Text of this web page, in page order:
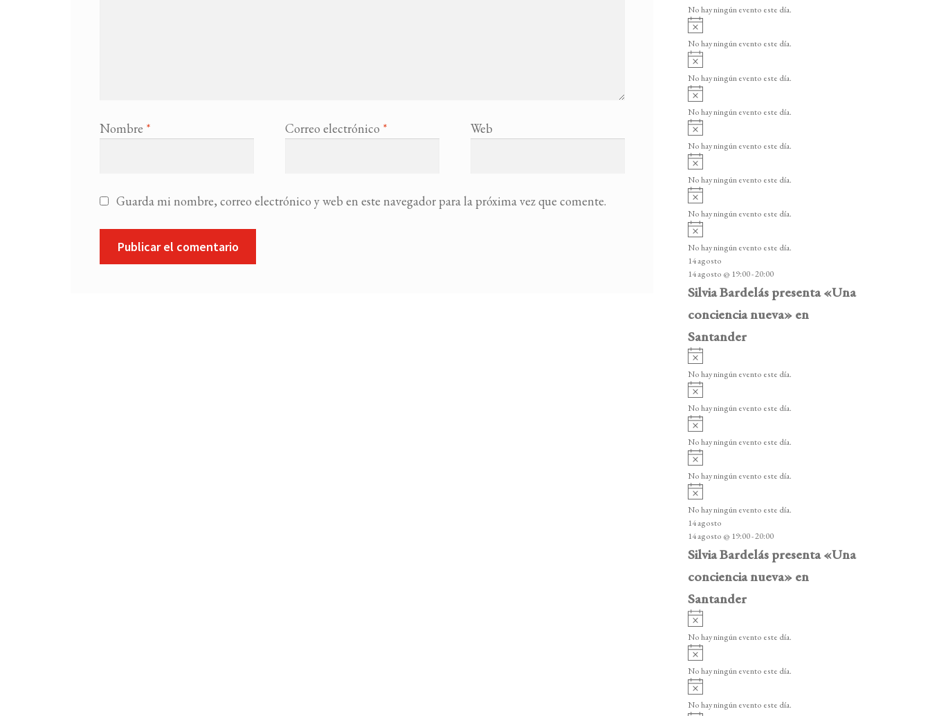
Nombre * Correo electrónico * Web
Guarda mi nombre, correo electrónico y web en este navegador para la próxima vez que comente.
e
n
t
o
s
o
i
o
No hay ningún evento este día.
v
i
o
No hay ningún evento este día.
A
v
i
o
No hay ningún evento este día.
A
v
i
o
No hay ningún evento este día.
v
i
o
No hay ningún evento este día.
v
i
o
No hay ningún evento este día.
v
i
o
No hay ningún evento este día.
v
i
s
o
No hay ningún evento este día.
14 agosto
14 agosto @ 19:00-20:00
Silvia Bardelás presenta «Una
conciencia nueva» en
Santander
v
i
o
No hay ningún evento este día.
v
i
o
No hay ningún evento este día.
v
i
o
No hay ningún evento este día.
v
i
o
No hay ningún evento este día.
v
i
s
o
No hay ningún evento este día.
14 agosto
14 agosto @ 19:00-20:00
Silvia Bardelás presenta «Una
conciencia nueva» en
Santander
A
v
i
o
No hay ningún evento este día.
A
v
i
o
No hay ningún evento este día.
v
i
No hay ningún evento este día.